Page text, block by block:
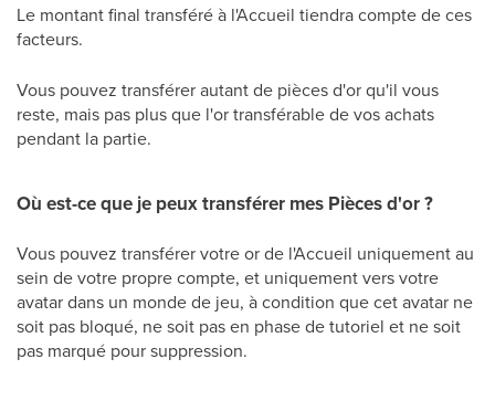
Le montant final transféré à l'Accueil tiendra compte de ces
facteurs.
Vous pouvez transférer autant de pièces d'or qu'il vous
reste, mais pas plus que l'or transférable de vos achats
pendant la partie.
Où est-ce que je peux transférer mes Pièces d'or ?
Vous pouvez transférer votre or de l'Accueil uniquement au
sein de votre propre compte, et uniquement vers votre
avatar dans un monde de jeu, à condition que cet avatar ne
soit pas bloqué, ne soit pas en phase de tutoriel et ne soit
pas marqué pour suppression.